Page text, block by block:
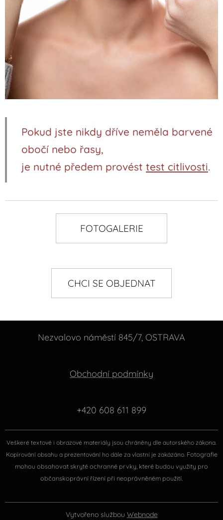
Pokud jste nikdy dříve neměla barvené
obočí nebo řasy,
je nutné předem provést test citlivosti.
FOTOGALERIE
CHCI SE OBJEDNAT
Nezvalovo náměstí 845/7, OSTRAVA
Obchodní podmínky
+420 608 611 899
Veškeré textové i obrazové materiály jsou chráněny dle autorského zákona.
Kopírování obsahu a prezentování ho dále za vlastní je zakázáno. Fotografie
mohou obsahovat skryté ochranné prvky, které budou využity pro
občanskoprávní řízení při neoprávněném použití.
Vytvořeno službou Webnode